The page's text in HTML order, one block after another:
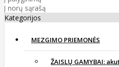
Į norų sąrašą
Kategorijos
MEZGIMO PRIEMONĖS
ŽAISLŲ GAMYBAI: